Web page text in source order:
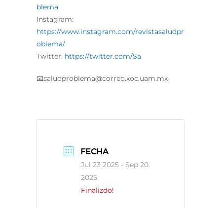
blema
Instagram:
https://www.instagram.com/revistasaludpr
oblema/
Twitter: https://twitter.com/Sa
📧saludproblema@correo.xoc.uam.mx
FECHA
Jul 23 2025 - Sep 20
2025
Finalizdo!